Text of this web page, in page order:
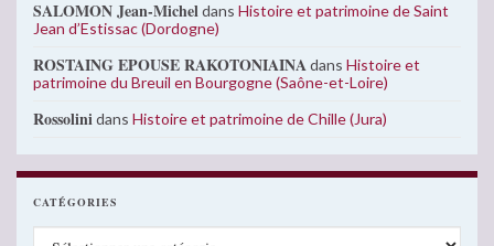
SALOMON Jean-Micheldans Histoire et patrimoine de Saint
Jean d’Estissac (Dordogne)
ROSTAING EPOUSE RAKOTONIAINAdans Histoire et
patrimoine du Breuil en Bourgogne (Saône-et-Loire)
Rossolinidans Histoire et patrimoine de Chille (Jura)
CATÉGORIES
Catégories